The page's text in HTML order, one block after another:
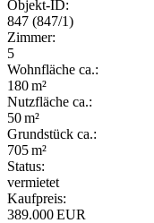
Objekt-ID:
847 (847/1)
Zimmer:
5
Wohnfläche ca.:
180 m²
Nutzfläche ca.:
50 m²
Grund­stück ca.:
705 m²
Status:
vermietet
Kaufpreis:
389.000 EUR